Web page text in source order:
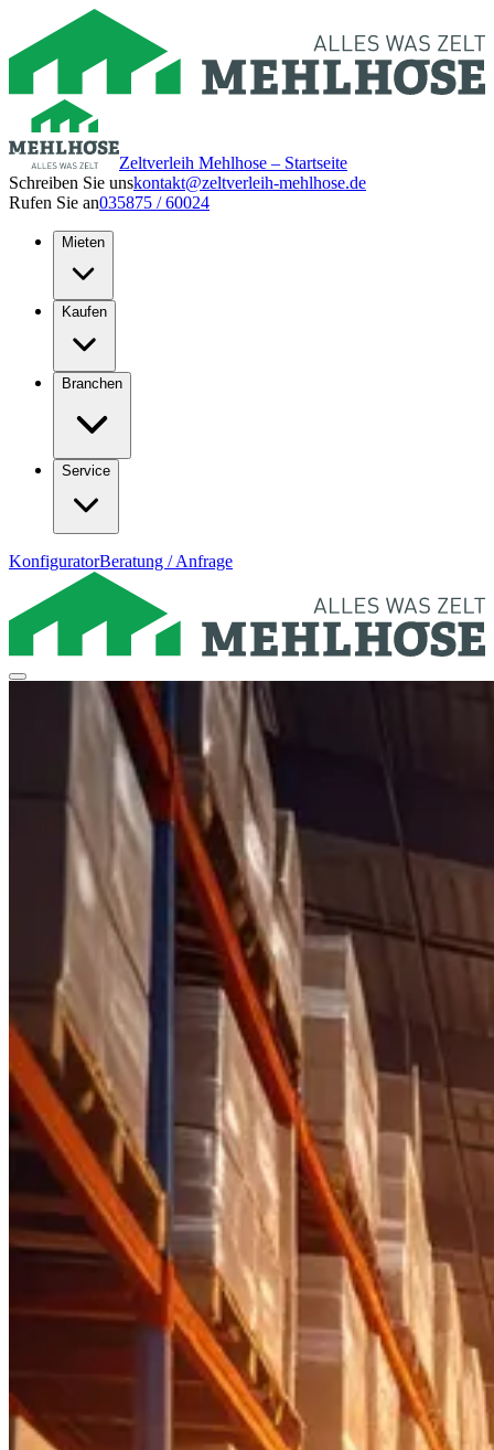
Zeltverleih Mehlhose – Startseite
Schreiben Sie unskontakt@zeltverleih-mehlhose.de
Rufen Sie an035875 / 60024
Mieten
Kaufen
Branchen
Service
KonfiguratorBeratung / Anfrage